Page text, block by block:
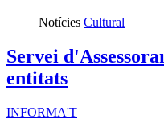
Notícies Cultural
Servei
entitats
INFORMA'T